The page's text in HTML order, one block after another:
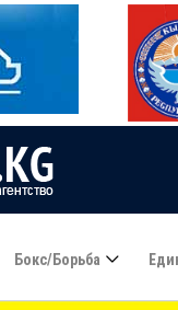
Бокс/борьба